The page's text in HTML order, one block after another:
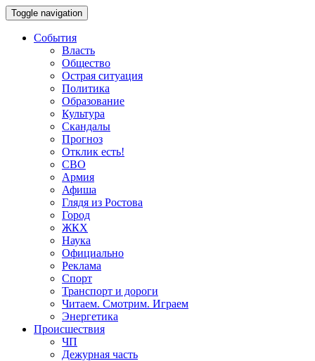
Toggle navigation
События
Власть
Общество
Острая ситуация
Политика
Образование
Культура
Скандалы
Прогноз
Отклик есть!
СВО
Армия
Афиша
Глядя из Ростова
Город
ЖКХ
Наука
Официально
Реклама
Спорт
Транспорт и дороги
Читаем. Смотрим. Играем
Энергетика
Происшествия
ЧП
Дежурная часть